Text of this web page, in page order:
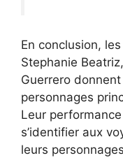
En conclusion,
Stephanie
Guerrero
personnages
Leur
s’identifier aux
leurs